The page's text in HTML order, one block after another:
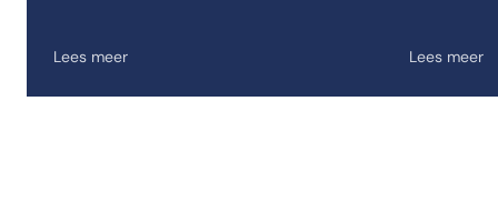
Lees meer Lees meer